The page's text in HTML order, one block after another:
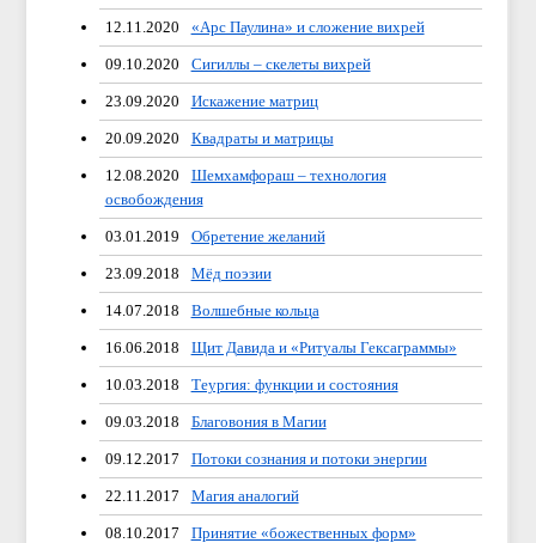
12.11.2020 «Арс Паулина» и сложение вихрей
09.10.2020 Сигиллы – скелеты вихрей
23.09.2020 Искажение матриц
20.09.2020 Квадраты и матрицы
12.08.2020
Шемхамфораш – технология
освобождения
03.01.2019 Обретение желаний
23.09.2018 Мёд поэзии
14.07.2018 Волшебные кольца
16.06.2018 Щит Давида и «Ритуалы Гексаграммы»
10.03.2018 Теургия: функции и состояния
09.03.2018 Благовония в Магии
09.12.2017 Потоки сознания и потоки энергии
22.11.2017 Магия аналогий
08.10.2017 Принятие «божественных форм»